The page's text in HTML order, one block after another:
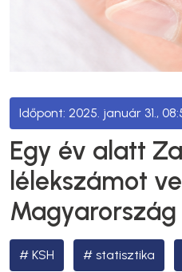
2025. január 31.,
Egy év alatt
lélekszámot
Magyarország
KSH statisztika